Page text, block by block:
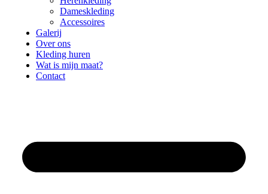
Dameskleding
Accessoires
Galerij
Over ons
Kleding huren
Wat is mijn maat?
Contact